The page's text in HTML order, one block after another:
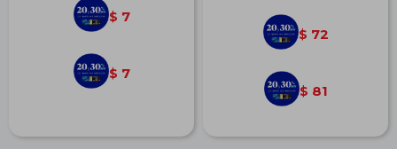
$ 7
$ 7
$ 72
$ 81